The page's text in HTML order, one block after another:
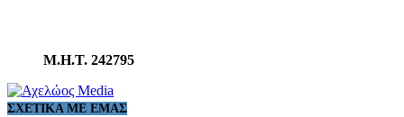
Μ.Η.Τ. 242795
ΣΧΕΤΙΚΆ ΜΕ ΕΜΆΣ